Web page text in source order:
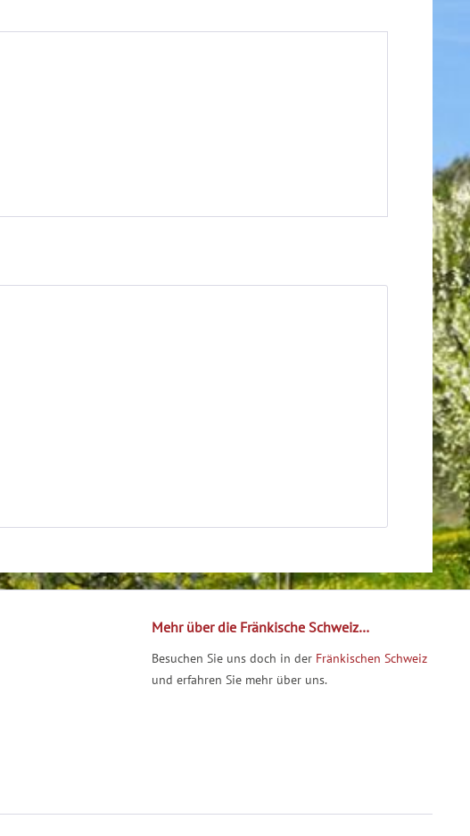
Mehr über die Fränkische Schweiz…
Besuchen Sie uns doch in der Fränkischen Schweiz
und erfahren Sie mehr über uns.